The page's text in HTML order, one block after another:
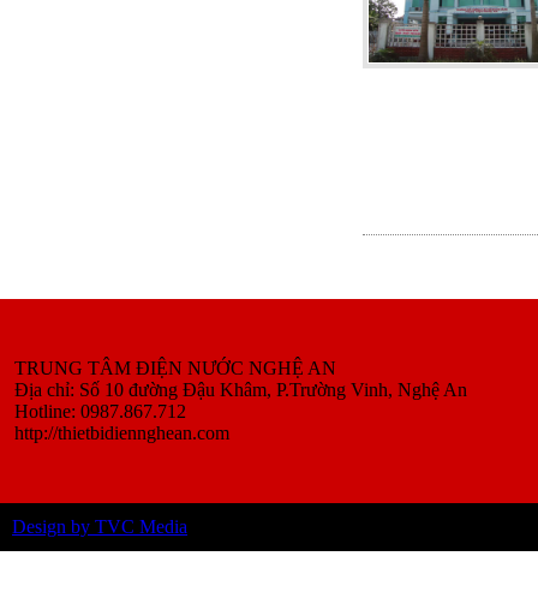
TRUNG TÂM ĐIỆN NƯỚC NGHỆ AN
Địa chỉ: Số 10 đường Đậu Khâm, P.Trường Vinh, Nghệ An
Hotline: 0987.867.712
http://thietbidiennghean.com
Design by TVC Media